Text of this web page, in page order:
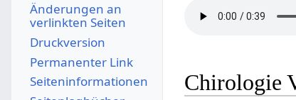
Chirologie
Änderungen an
verlinkten Seiten
Druckversion
Permanenter Link
Seiten­­informationen